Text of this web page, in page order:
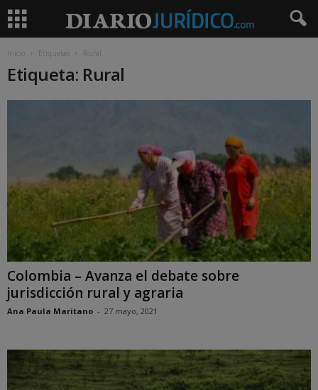
Inicio Etiquetas Rural
Etiqueta: Rural
Colombia – Avanza el debate sobre
jurisdicción rural y agraria
Ana Paula Maritano - 27 mayo, 2021